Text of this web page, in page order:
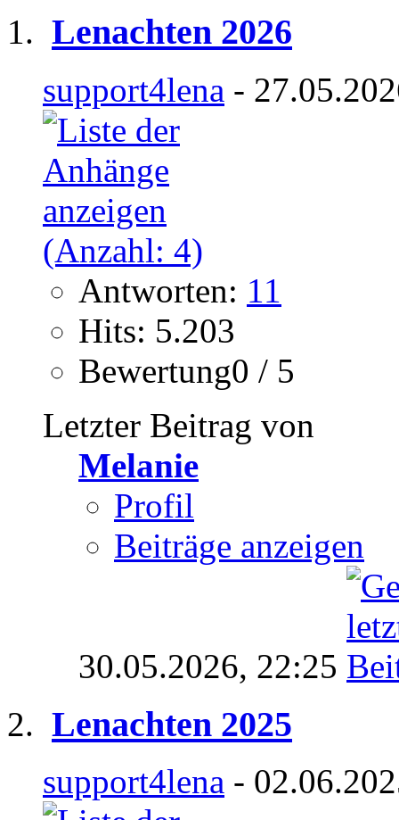
Lenachten 2026
support4lena -
Antworten: 11
Hits: 5.203
Bewertung0 / 5
Letzter Beitrag von
Melanie
Profil
Beiträge anzeigen
30.05.2026, 22:25
Lenachten 2025
support4lena -